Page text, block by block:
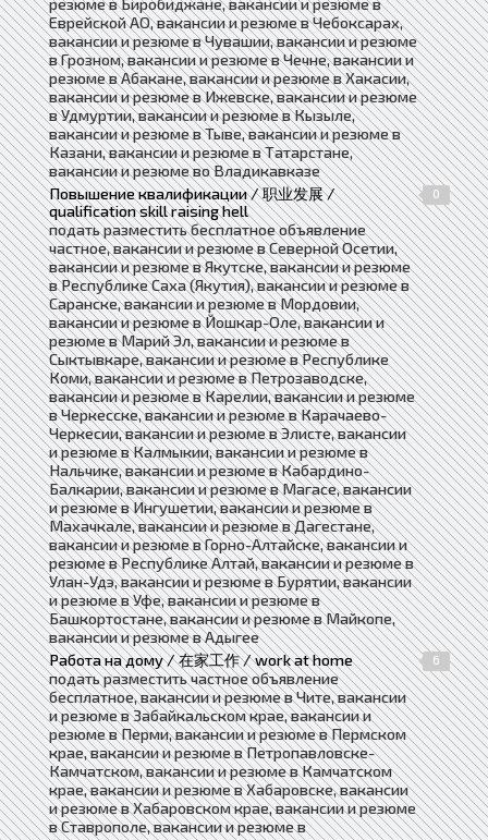
Еврейской АО, вакансии и резюме в Чебоксарах,
вакансии и резюме в Чувашии, вакансии и резюме
в Грозном, вакансии и резюме в Чечне, вакансии и
резюме в Абакане, вакансии и резюме в Хакасии,
вакансии и резюме в Ижевске, вакансии и резюме
в Удмуртии, вакансии и резюме в Кызыле,
вакансии и резюме в Тыве, вакансии и резюме в
Казани, вакансии и резюме в Татарстане,
вакансии и резюме во Владикавказе
Повышение квалификации / 职业发展 /
qualification skill raising hell
0
подать разместить бесплатное объявление
частное, вакансии и резюме в Северной Осетии,
вакансии и резюме в Якутске, вакансии и резюме
в Республике Саха (Якутия), вакансии и резюме в
Саранске, вакансии и резюме в Мордовии,
вакансии и резюме в Йошкар-Оле, вакансии и
резюме в Марий Эл, вакансии и резюме в
Сыктывкаре, вакансии и резюме в Республике
Коми, вакансии и резюме в Петрозаводске,
вакансии и резюме в Карелии, вакансии и резюме
в Черкесске, вакансии и резюме в Карачаево-
Черкесии, вакансии и резюме в Элисте, вакансии
и резюме в Калмыкии, вакансии и резюме в
Нальчике, вакансии и резюме в Кабардино-
Балкарии, вакансии и резюме в Магасе, вакансии
и резюме в Ингушетии, вакансии и резюме в
Махачкале, вакансии и резюме в Дагестане,
вакансии и резюме в Горно-Алтайске, вакансии и
резюме в Республике Алтай, вакансии и резюме в
Улан-Удэ, вакансии и резюме в Бурятии, вакансии
и резюме в Уфе, вакансии и резюме в
Башкортостане, вакансии и резюме в Майкопе,
вакансии и резюме в Адыгее
Работа на дому / 在家工作 / work at home
6
подать разместить частное объявление
бесплатное, вакансии и резюме в Чите, вакансии
и резюме в Забайкальском крае, вакансии и
резюме в Перми, вакансии и резюме в Пермском
крае, вакансии и резюме в Петропавловске-
Камчатском, вакансии и резюме в Камчатском
крае, вакансии и резюме в Хабаровске, вакансии
и резюме в Хабаровском крае, вакансии и резюме
в Ставрополе, вакансии и резюме в